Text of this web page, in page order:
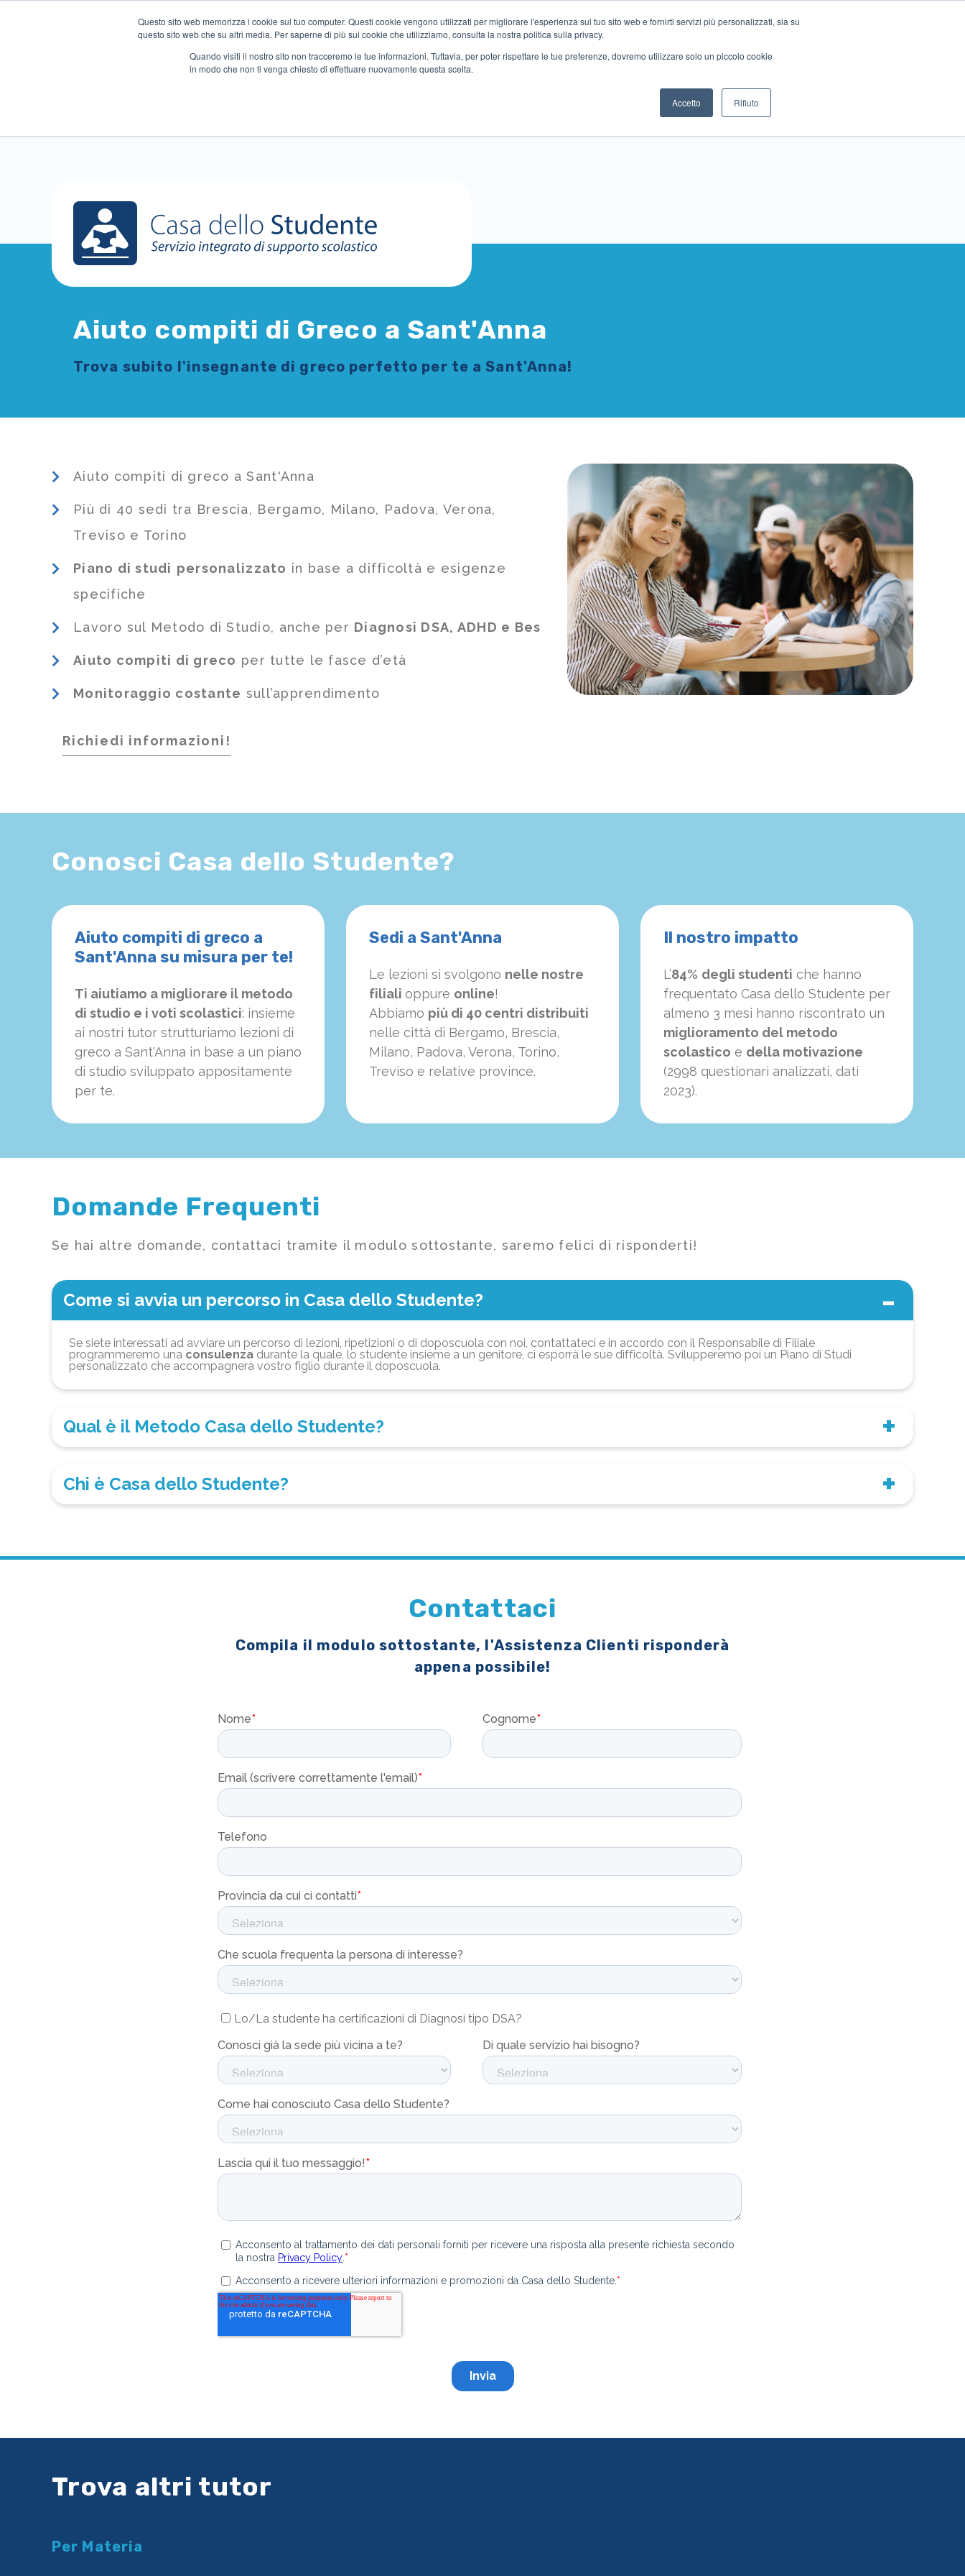
Questo sito web memorizza i cookie sul tuo computer. Questi cookie vengono utilizzati per migliorare l'esperienza sul tuo sito web e fornirti servizi più personalizzati, sia su
questo sito web che su altri media. Per saperne di più sui cookie che utilizziamo, consulta la nostra politica sulla privacy.
Quando visiti il ​​nostro sito non tracceremo le tue informazioni. Tuttavia, per poter rispettare le tue preferenze, dovremo utilizzare solo un piccolo cookie
in modo che non ti venga chiesto di effettuare nuovamente questa scelta.
Accetto Rifiuto
Aiuto compiti di Greco a Sant'Anna
Trova subito l'insegnante di greco perfetto per te a Sant'Anna!
Aiuto compiti di greco a Sant'Anna
Più di 40 sedi tra Brescia, Bergamo, Milano, Padova, Verona,
Treviso e Torino
Piano di studi personalizzato in base a difficoltà e esigenze
specifiche
Lavoro sul Metodo di Studio, anche per Diagnosi DSA, ADHD e Bes
Aiuto compiti di greco per tutte le fasce d’età
Monitoraggio costante sull’apprendimento
Richiedi informazioni!
Conosci Casa dello Studente?
Aiuto compiti di greco a
Sant'Anna su misura per te!
Ti aiutiamo a migliorare il metodo
di studio e i voti scolastici: insieme
ai nostri tutor strutturiamo lezioni di
greco a Sant'Anna in base a un piano
di studio sviluppato appositamente
per te.
Sedi a Sant'Anna
Le lezioni si svolgono nelle nostre
filiali oppure online!
Abbiamo più di 40 centri distribuiti
nelle città di Bergamo, Brescia,
Milano, Padova, Verona, Torino,
Treviso e relative province.
Il nostro impatto
L’84% degli studenti che hanno
frequentato Casa dello Studente per
almeno 3 mesi hanno riscontrato un
miglioramento del metodo
scolastico e della motivazione
(2998 questionari analizzati, dati
2023).
Domande Frequenti
Se hai altre domande, contattaci tramite il modulo sottostante, saremo felici di risponderti!
Come si avvia un percorso in Casa dello Studente?
Se siete interessati ad avviare un percorso di lezioni, ripetizioni o di doposcuola con noi, contattateci e in accordo con il Responsabile di Filiale
programmeremo una consulenza durante la quale, lo studente insieme a un genitore, ci esporrà le sue difficoltà. Svilupperemo poi un Piano di Studi
personalizzato che accompagnerà vostro figlio durante il doposcuola.
Qual è il Metodo Casa dello Studente?
Chi è Casa dello Studente?
Contattaci
Compila il modulo sottostante, l'Assistenza Clienti risponderà
appena possibile!
Trova altri tutor
Per Materia